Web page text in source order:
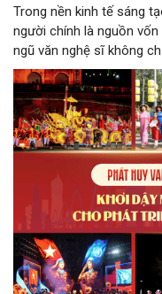
Trong nền kinh tế sáng
người chính là nguồn
ngũ văn nghệ sĩ không
mà còn giữ vai trò trung
phẩm công nghiệp văn
điều kiện để nguồn lực
để Hà Nội khai thác hiệu
lực cạnh tranh và khẳng
trong kỷ nguyên mới.